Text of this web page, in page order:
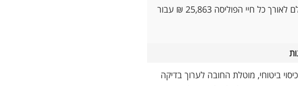
כמו כן, יגלה ( לאחר בדיקה מעמיקה ) כי הוא עתיד לשלם לאורך כל חיי הפוליסה 25,863 ₪ עבור
ביטוחי, מוטלת החובה לערוך בדיקה